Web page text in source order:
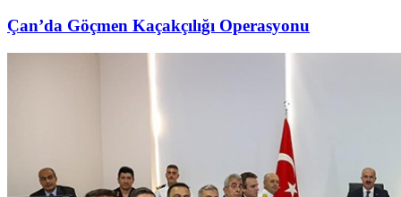
Çan’da Göçmen Kaçakçılığı Operasyonu